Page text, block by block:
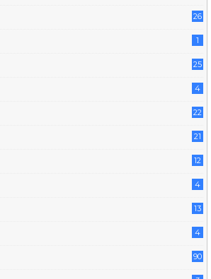
26
1
25
4
22
21
12
4
13
4
90